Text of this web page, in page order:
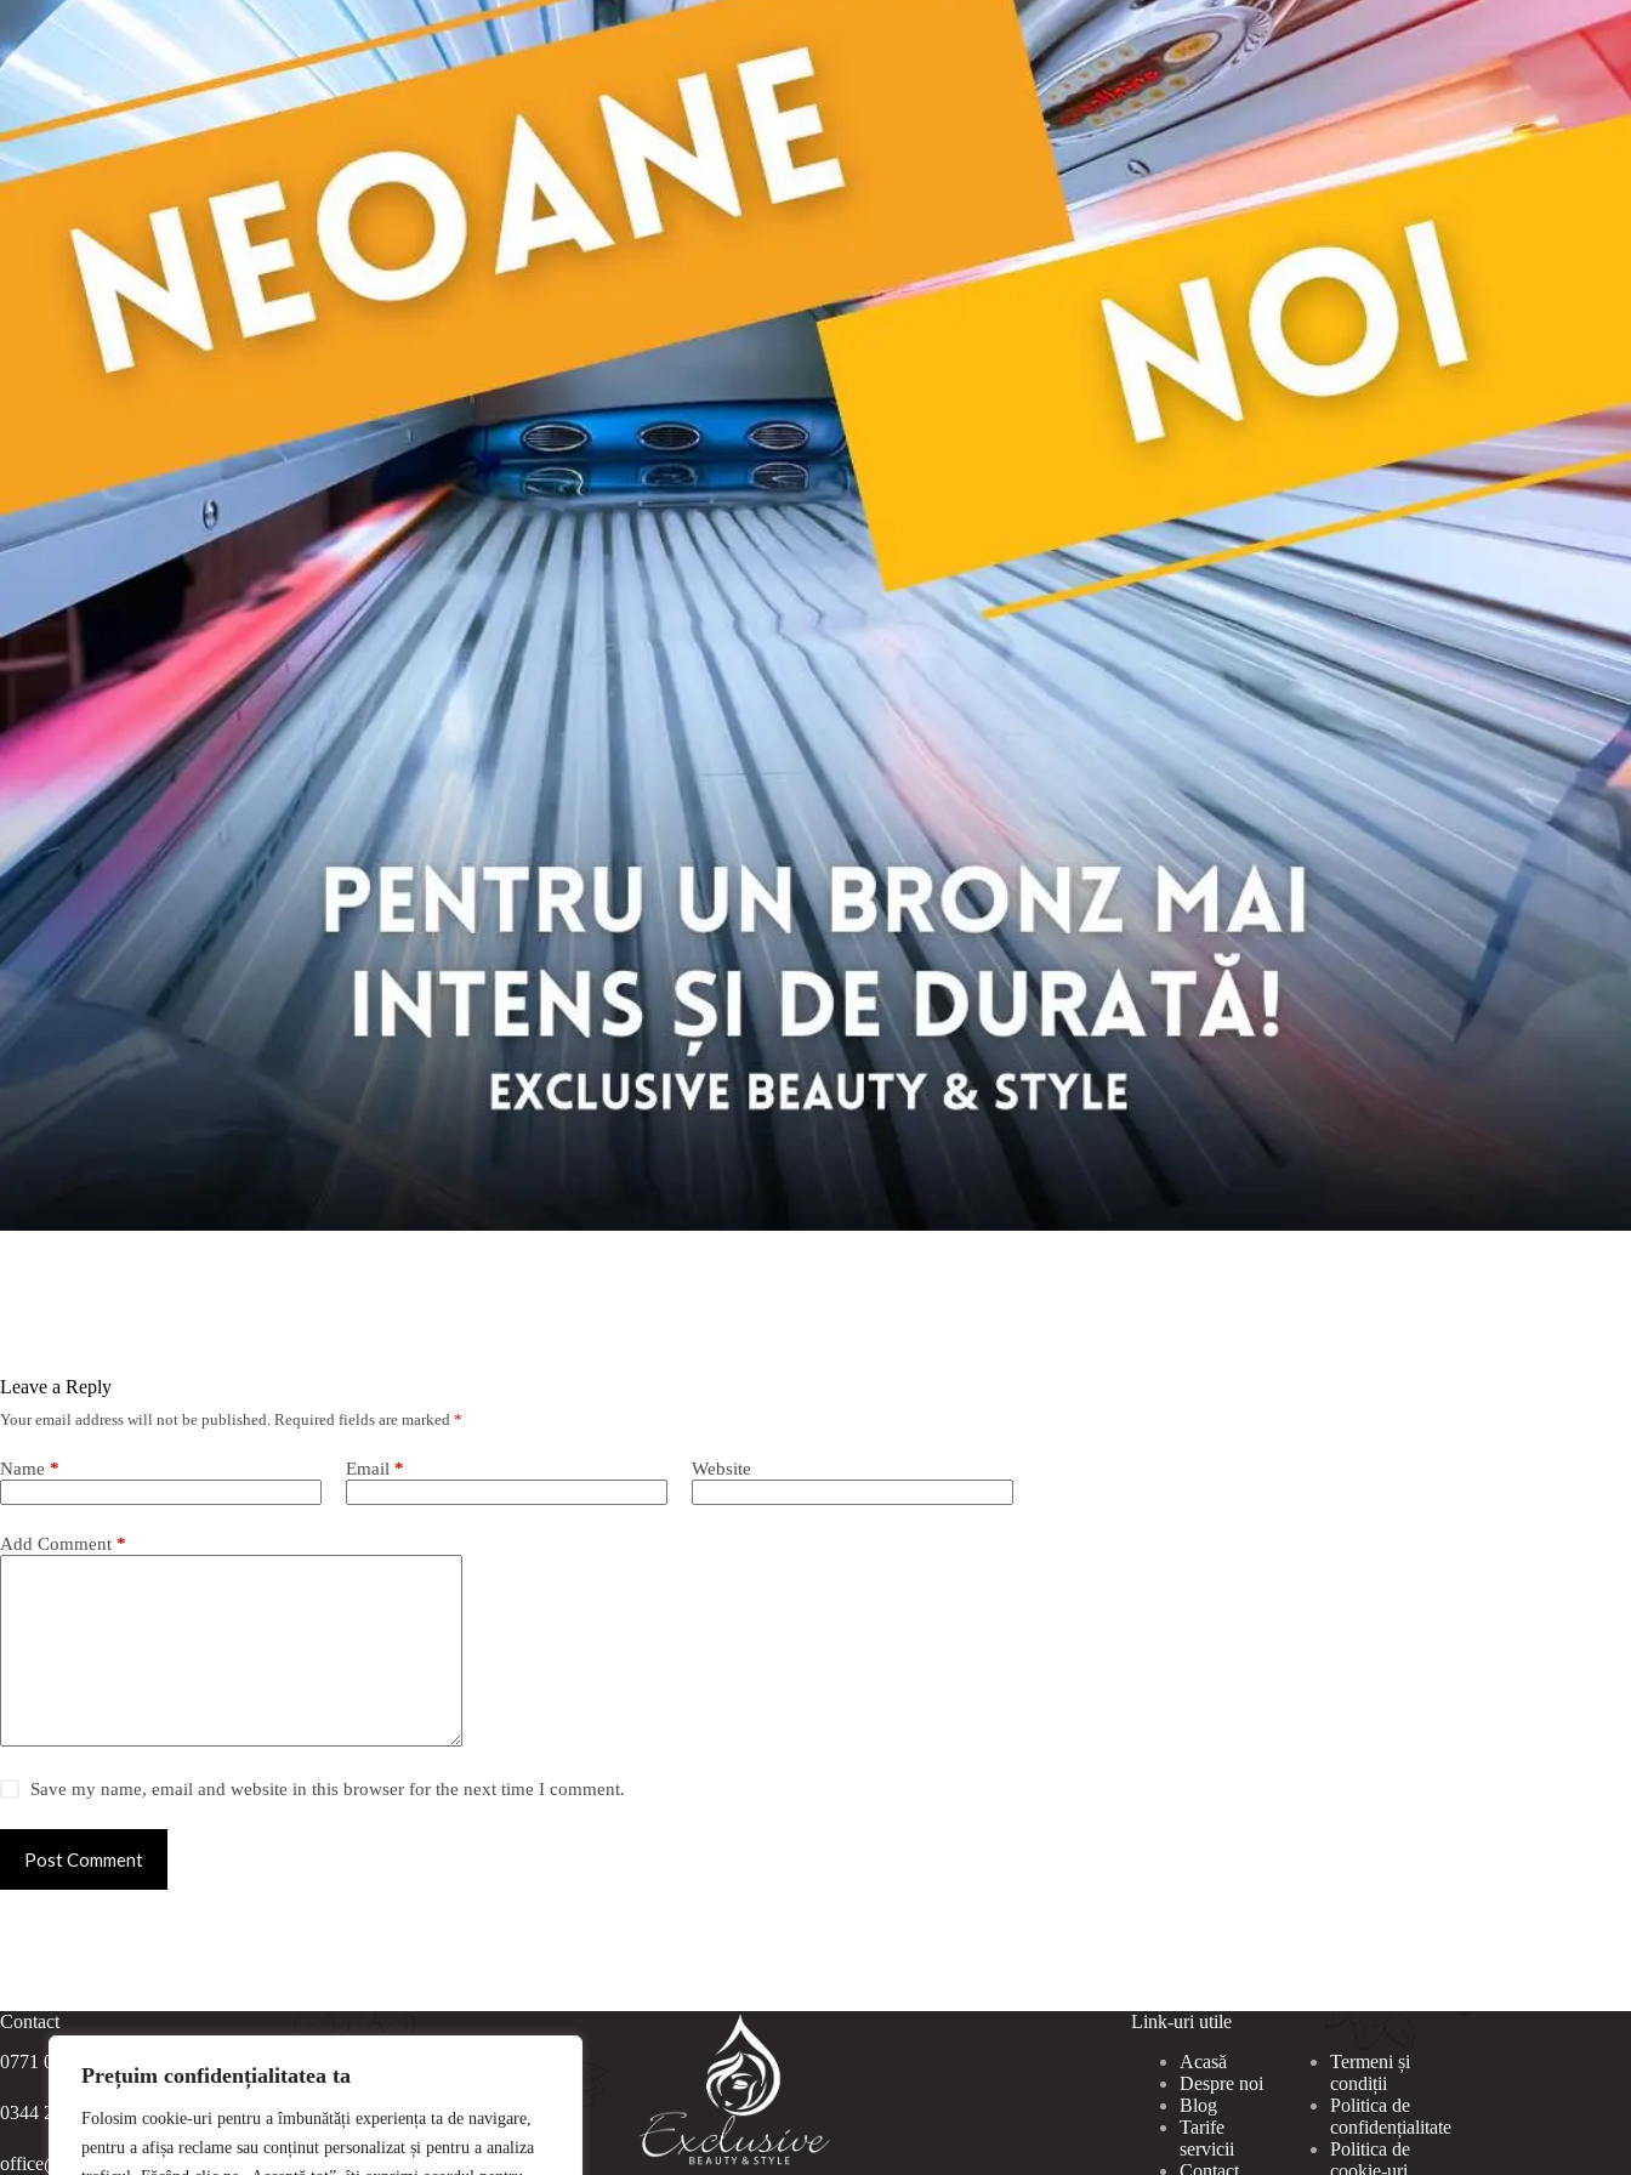
Prețuim confidențialitatea ta
Folosim cookie-uri pentru a îmbunătăți experiența ta de navigare,
pentru a afișa reclame sau conținut personalizat și pentru a analiza
Leave a Reply
Your email address will not be published. Required fields are marked *
Name * Email * Website
Add Comment *
Save my name, email and website in this browser for the next time I comment.
Post Comment
Contact
0771 065 065
0344 216 784
office@e-beauty.ro
Link-uri utile
Acasă
Despre noi
Blog
Tarife
servicii
Contact
Termeni și
condiții
Politica de
confidențialitate
Politica de
cookie-uri